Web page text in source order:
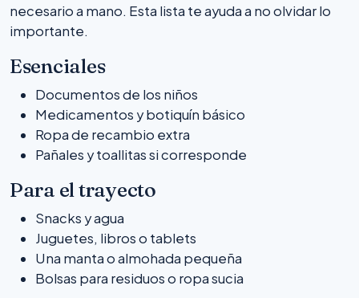
necesario a mano. Esta lista te ayuda a no olvidar lo
importante.
Esenciales
Documentos de los niños
Medicamentos y botiquín básico
Ropa de recambio extra
Pañales y toallitas si corresponde
Para el trayecto
Snacks y agua
Juguetes, libros o tablets
Una manta o almohada pequeña
Bolsas para residuos o ropa sucia